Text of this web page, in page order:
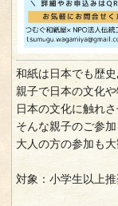
和紙は日本でも歴史
親子で日本の文化
日本の文化に触れ
そんな親子のご参
大人の方の参加も大
対象：小学生以上